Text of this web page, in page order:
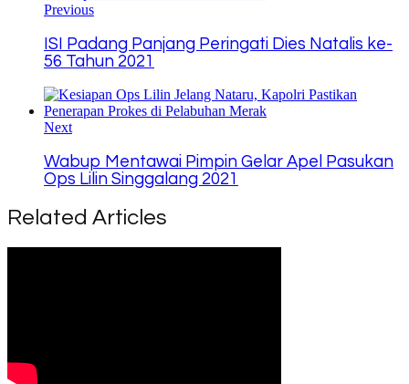
Previous
ISI Padang Panjang Peringati Dies Natalis ke-
56 Tahun 2021
Next
Wabup Mentawai Pimpin Gelar Apel Pasukan
Ops Lilin Singgalang 2021
Related Articles